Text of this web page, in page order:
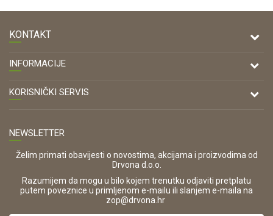
KONTAKT
DRVONA D.O.O.
Antuna Mihanovića 7,
47000 Karlovac
OIB:
42821181683
16280
INFORMACIJE
O nama
KORISNIČKI SERVIS
Zaštita privatnosti i osobnih podataka
Korištenje kolačića
Pravo na odustajanje i jednostrani raskid ugovora
Reklamacije
NEWSLETTER
Želim primati obavijesti o novostima, akcijama i proizvodima od
Drvona d.o.o.
Razumijem da mogu u bilo kojem trenutku odjaviti pretplatu
putem poveznice u primljenom e-mailu ili slanjem e-maila na
zop@drvona.hr